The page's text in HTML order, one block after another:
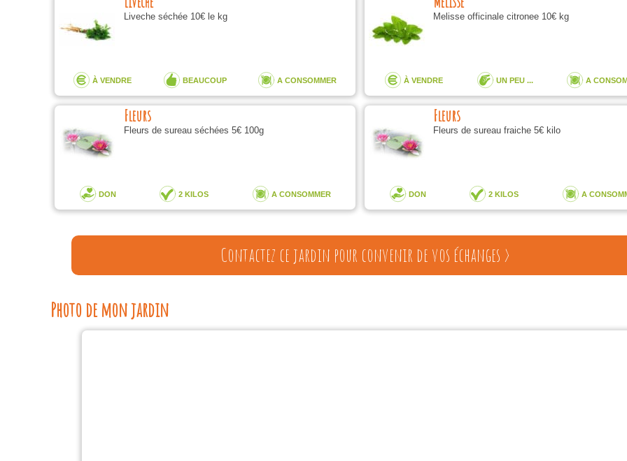
Liveche séchée 10€ le kg
À VENDRE BEAUCOUP A CONSOMMER
Melisse officinale citronee 10€ kg
À VENDRE UN PEU ... A
Fleurs
Fleurs de sureau séchées 5€ 100g
DON 2 KILOS A CONSOMMER
Fleurs
Fleurs de sureau fraiche 5€ kilo
DON 2 KILOS A
Contactez ce jardin pour convenir de vos échanges >
Photo de mon jardin